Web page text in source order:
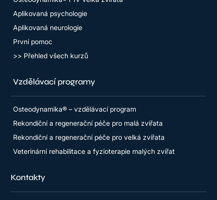
Aplikovaná psychologie
Aplikovaná neurologie
První pomoc
>> Přehled všech kurzů
Vzdělávací programy
Osteodynamika® – vzdělávací program
Rekondiční a regenerační péče pro malá zvířata
Rekondiční a regenerační péče pro velká zvířata
Veterinární rehabilitace a fyzioterapie malých zvířat
Kontakty